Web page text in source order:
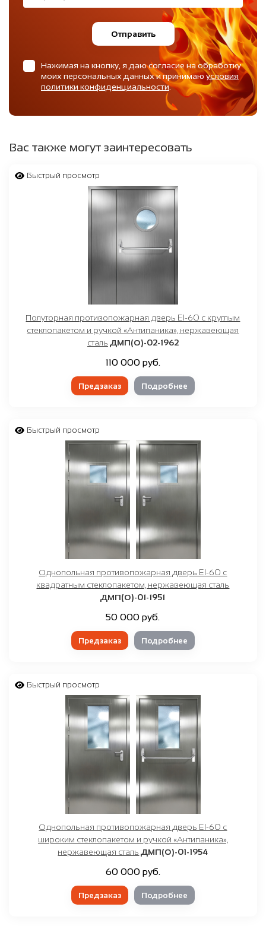
Отправить
Нажимая на кнопку, я даю согласие на обработку
моих персональных данных и принимаюусловия
политики конфиденциальности.
Вас также могут заинтересовать
Быстрый просмотр
Полуторная противопожарная дверь EI-60 с круглым
стеклопакетом и ручкой «Антипаника», нержавеющая
сталь ДМП(О)-02-1962
110 000 руб.
Предзаказ Подробнее
Быстрый просмотр
Однопольная противопожарная дверь EI-60 с
квадратным стеклопакетом, нержавеющая сталь
ДМП(О)-01-1951
50 000 руб.
Предзаказ Подробнее
Быстрый просмотр
Однопольная противопожарная дверь EI-60 с
широким стеклопакетом и ручкой «Антипаника»,
нержавеющая сталь ДМП(О)-01-1954
60 000 руб.
Предзаказ Подробнее